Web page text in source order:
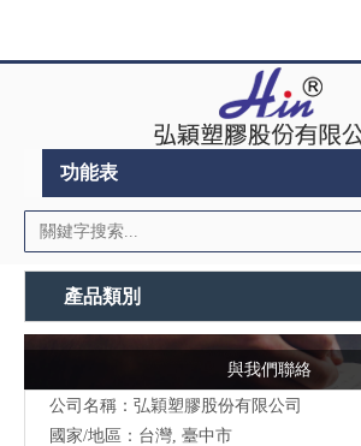
功能表
產品類別
與我們聯絡
公司名稱：弘穎塑膠股份有限公司
國家/地區：台灣, 臺中市